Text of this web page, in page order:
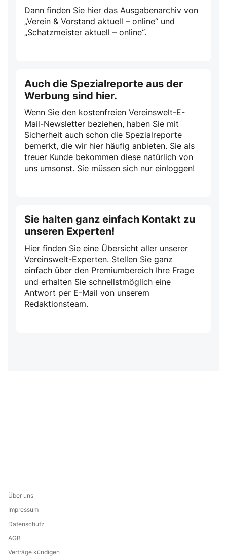
Dann finden Sie hier das Ausgabenarchiv von
„Verein & Vorstand aktuell – online“ und
„Schatzmeister aktuell – online“.
Auch die Spezialreporte aus der
Werbung sind hier.
Wenn Sie den kostenfreien Vereinswelt-E-
Mail-Newsletter beziehen, haben Sie mit
Sicherheit auch schon die Spezialreporte
bemerkt, die wir hier häufig anbieten. Sie als
treuer Kunde bekommen diese natürlich von
uns umsonst. Sie müssen sich nur einloggen!
Sie halten ganz einfach Kontakt zu
unseren Experten!
Hier finden Sie eine Übersicht aller unserer
Vereinswelt-Experten. Stellen Sie ganz
einfach über den Premiumbereich Ihre Frage
und erhalten Sie schnellstmöglich eine
Antwort per E-Mail von unserem
Redaktionsteam.
Über uns
Impressum
Datenschutz
AGB
Verträge kündigen